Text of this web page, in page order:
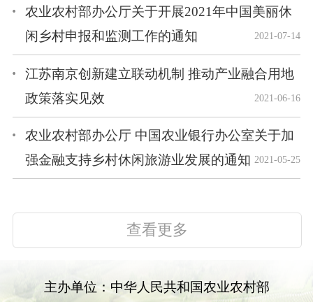
农业农村部办公厅关于开展2021年中国美丽休
闲乡村申报和监测工作的通知
2021-07-14
江苏南京创新建立联动机制 推动产业融合用地
政策落实见效
2021-06-16
农业农村部办公厅 中国农业银行办公室关于加
强金融支持乡村休闲旅游业发展的通知 2021-05-25
查看更多
主办单位：中华人民共和国农业农村部